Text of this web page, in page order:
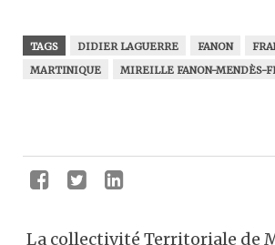
TAGS DIDIER LAGUERRE FANON
MARTINIQUE
MIREILLE FANON-MENDÈS-
La collectivité Territoriale de